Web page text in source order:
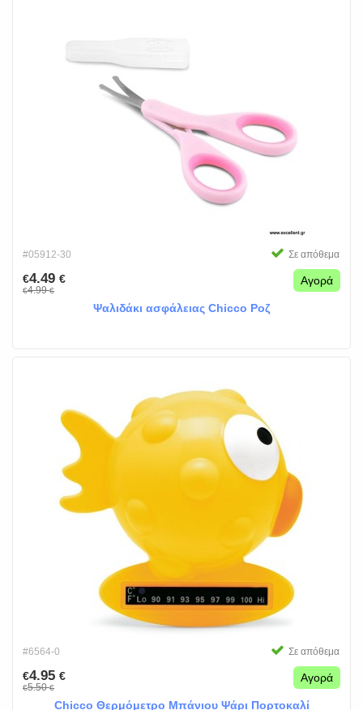
#05912-30 Σε απόθεμα
€4.49 €
€4.99€
Αγορά
Ψαλιδάκι ασφάλειας Chicco Ροζ
#6564-0 Σε απόθεμα
€4.95 €
€5.50€
Αγορά
Chicco Θερμόμετρο Μπάνιου Ψάρι Πορτοκαλί